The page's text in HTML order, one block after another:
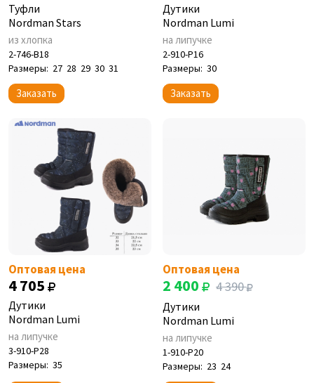
Туфли
Nordman Stars
из хлопка
2-746-B18
Размеры: 27 28 29 30 31
Заказать
Дутики
Nordman Lumi
на липучке
2-910-P16
Размеры: 30
Заказать
Оптовая цена
4 705
Дутики
Nordman Lumi
на липучке
3-910-P28
Размеры: 35
Оптовая цена
2 400 4 390
Дутики
Nordman Lumi
на липучке
1-910-P20
Размеры: 23 24